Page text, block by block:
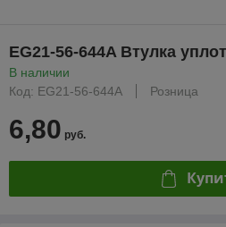
EG21-56-644A Втулка
В наличии
Код: EG21-56-644A
Розница
6,80 руб.